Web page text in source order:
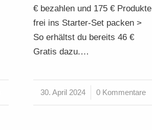
€ bezahlen und 175 € Produkte
frei ins Starter-Set packen >
So erhältst du bereits 46 €
Gratis dazu.…
30. April 2024
/ 0 Kommentare